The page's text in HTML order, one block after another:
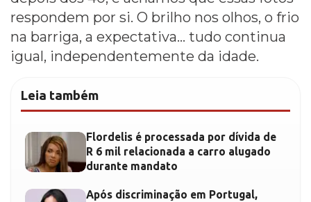
respondem por si. O brilho nos olhos, o frio
na barriga, a expectativa… tudo continua
igual, independentemente da idade.
Leia também
Flordelis é processada por dívida de
R 6 mil relacionada a carro alugado
durante mandato
Após discriminação em Portugal,